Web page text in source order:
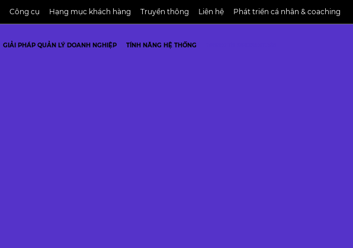
Công cụ Hạng mục khách hàng Truyền thông Liên hệ Phát triển cá nhân & coaching
GIẢI PHÁP QUẢN LÝ DOANH NGHIỆP TÍNH NĂNG HỆ THỐNG